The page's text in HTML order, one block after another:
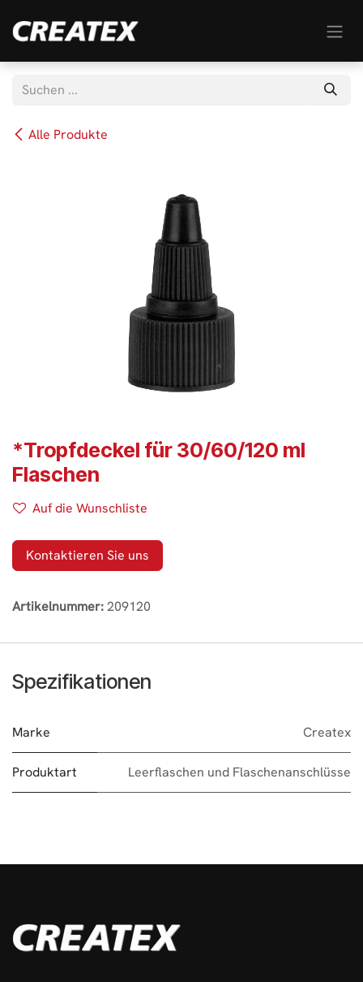
Alle Produkte
*Tropfdeckel für 30/60/120 ml
Flaschen
Auf die Wunschliste
Kontaktieren Sie uns
Artikelnummer:209120
Spezifikationen
Marke Createx
Produktart Leerflaschen und Flaschenanschlüsse